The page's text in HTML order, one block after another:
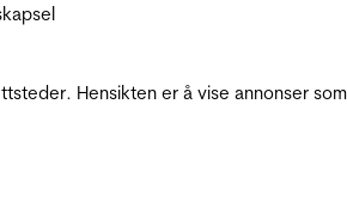
Hensikten er å vise annonser